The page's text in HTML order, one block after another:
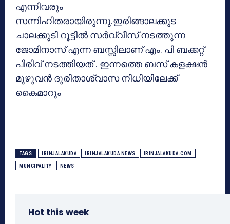
എന്നിവരും
സന്നിഹിതരായിരുന്നു.ഇരിങ്ങാലക്കുട
ചാലക്കുടി റൂട്ടില്‍ സര്‍വ്വീസ് നടത്തുന്ന
ജോമിനാസ് എന്ന ബസ്സിലാണ് എം. പി ബക്കറ്റ്
പിരിവ് നടത്തിയത് . ഇന്നത്തെ ബസ് കളക്ഷന്‍
മുഴുവന്‍ ദുരിതാശ്വാസ നിധിയിലേക്ക്
കൈമാറും
TAGS IRINJALAKUDA IRINJALAKUDA NEWS IRINJALAKUDA.COM
MUNCIPALITY NEWS
Hot this week